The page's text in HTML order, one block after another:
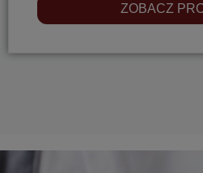
ZOBACZ